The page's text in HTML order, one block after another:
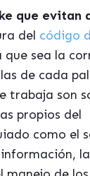
que evitan
del código
que sea la
de cada
trabaja son
propios del
como el
la